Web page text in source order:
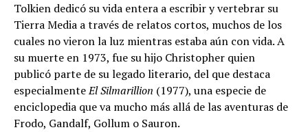
Tolkien dedicó su vida entera a escribir y vertebrar su
Tierra Media a través de relatos cortos, muchos de los
cuales no vieron la luz mientras estaba aún con vida. A
su muerte en 1973, fue su hijo Christopher quien
publicó parte de su legado literario, del que destaca
especialmenteEl Silmarillion (1977), una especie de
enciclopedia que va mucho más allá de las aventuras de
Frodo, Gandalf, Gollum o Sauron.